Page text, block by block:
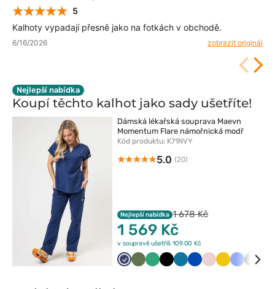
5
Kalhoty vypadají přesně jako na fotkách v obchodě.
6/16/2026 zobrazit originál
Nejlepší nabídka
Koupí těchto kalhot jako sady ušetříte!
Dámská lékařská souprava Maevn
Momentum Flare námořnická modř
Kód produktu: K71NVY
5.0 (20)
Nejlepší nabídka 1 678 Kč
1 569 Kč
v soupravě ušetříš 109.00 Kč
CiemnyOliwkowy
JasnyCzarnyKaraibskiKrólewski
Pastelowy
ŻółtyKlasyczny
Szary